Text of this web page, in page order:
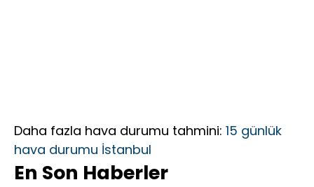
Daha fazla hava durumu tahmini: 15 günlük
hava durumu İstanbul
En Son Haberler